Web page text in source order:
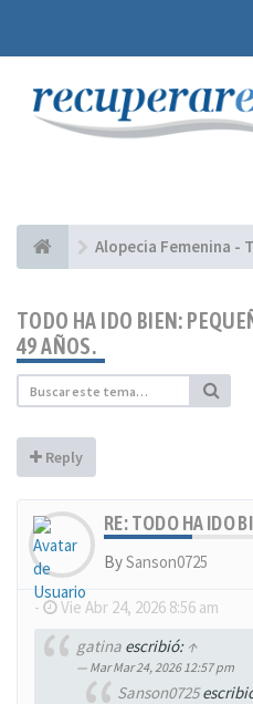
Alopecia Femenina -
TODO HA IDO BIEN:
49 AÑOS.
Reply
RE: TODO HA IDO
BySanson0725
- Vie Abr 24, 2026 8:56 am
gatinaescribió: ↑
Mar Mar 24, 2026 12:57 pm
Sanson0725